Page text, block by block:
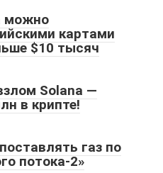
можно
картами
$10 тысяч
Solana —
в крипте!
газ по
потока-2»